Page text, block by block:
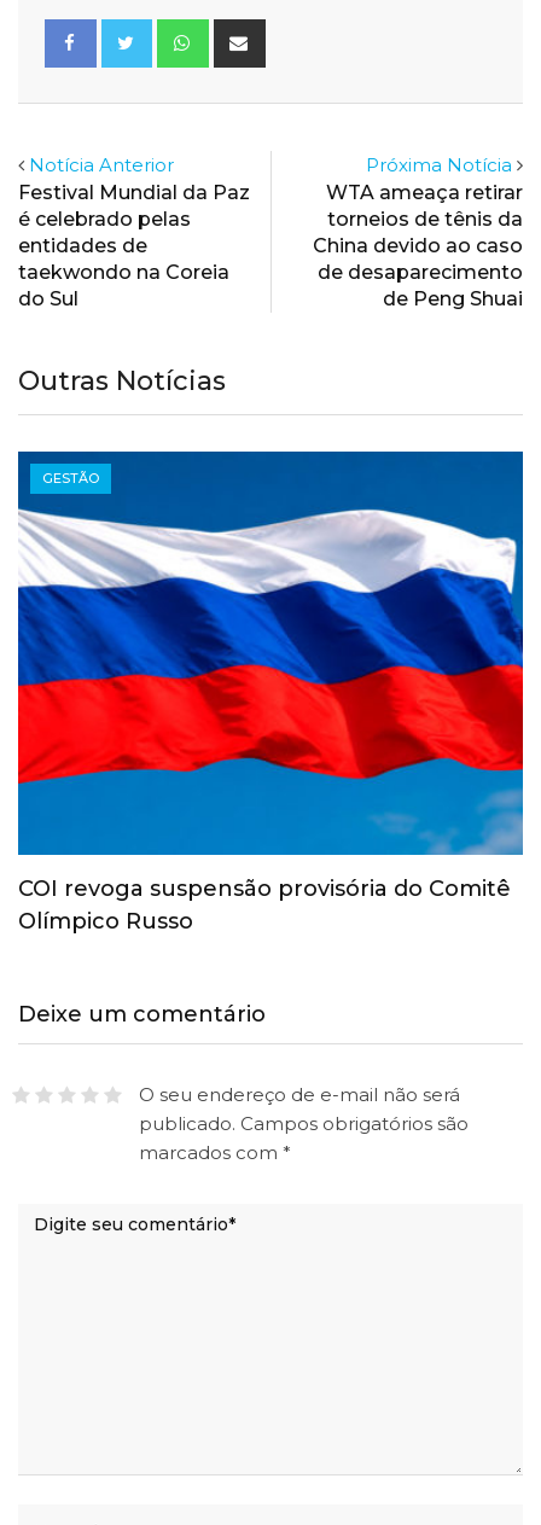
Whatsapp
Notícia Anterior
Festival Mundial da Paz
é celebrado pelas
entidades de
taekwondo na Coreia
do Sul
Próxima Notícia
WTA ameaça retirar
torneios de tênis da
China devido ao caso
de desaparecimento
de Peng Shuai
Outras Notícias
GESTÃO
COI revoga suspensão provisória do Comitê
Olímpico Russo
Deixe um comentário
O seu endereço de e-mail não será
publicado. Campos obrigatórios são
marcados com *